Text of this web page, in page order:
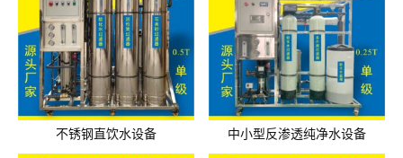
不锈钢直饮水设备 中小型反渗透纯净水设备